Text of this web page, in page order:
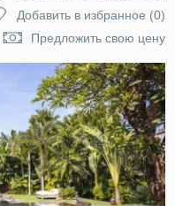
Добавить в избранное (0)
Предложить свою цену